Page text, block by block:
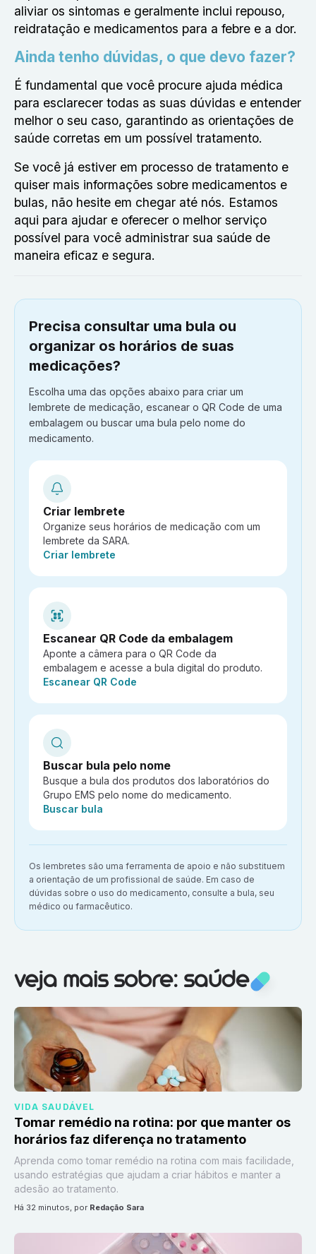
aliviar os sintomas e geralmente inclui repouso,
reidratação e medicamentos para a febre e a dor.
Ainda tenho dúvidas, o que devo fazer?
É fundamental que você procure ajuda médica
para esclarecer todas as suas dúvidas e entender
melhor o seu caso, garantindo as orientações de
saúde corretas em um possível tratamento.
Se você já estiver em processo de tratamento e
quiser mais informações sobre medicamentos e
bulas, não hesite em chegar até nós. Estamos
aqui para ajudar e oferecer o melhor serviço
possível para você administrar sua saúde de
maneira eficaz e segura.
Precisa consultar uma bula ou
organizar os horários de suas
medicações?
Escolha uma das opções abaixo para criar um
lembrete de medicação, escanear o QR Code de uma
embalagem ou buscar uma bula pelo nome do
medicamento.
Criar lembrete
Organize seus horários de medicação com um
lembrete da SARA.
Ação:
Criar lembrete
Escanear QR Code da embalagem
Aponte a câmera para o QR Code da
embalagem e acesse a bula digital do produto.
Ação:
Escanear QR Code
Buscar bula pelo nome
Busque a bula dos produtos dos laboratórios do
Grupo EMS pelo nome do medicamento.
Ação:
Buscar bula
Aviso importante:
Os lembretes são uma ferramenta de apoio e não substituem
a orientação de um profissional de saúde. Em caso de
dúvidas sobre o uso do medicamento, consulte a bula, seu
médico ou farmacêutico.
Veja mais sobre:Saúde
veja mais sobre: saúde
VIDA SAUDÁVEL
Tomar remédio na rotina: por que manter os
horários faz diferença no tratamento
Aprenda como tomar remédio na rotina com mais facilidade,
usando estratégias que ajudam a criar hábitos e manter a
adesão ao tratamento.
há 32 minutos, por Redação Sara